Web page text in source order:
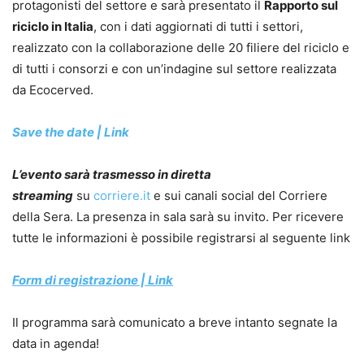
protagonisti del settore e sarà presentato il Rapporto sul
riciclo in Italia, con i dati aggiornati di tutti i settori,
realizzato con la collaborazione delle 20 filiere del riciclo e
di tutti i consorzi e con un’indagine sul settore realizzata
da Ecocerved.
Save the date | Link
L’evento sarà trasmesso in diretta
streaming su corriere.it e sui canali social del Corriere
della Sera. La presenza in sala sarà su invito. Per ricevere
tutte le informazioni è possibile registrarsi al seguente link
Form di registrazione | Link
Il programma sarà comunicato a breve intanto segnate la
data in agenda!